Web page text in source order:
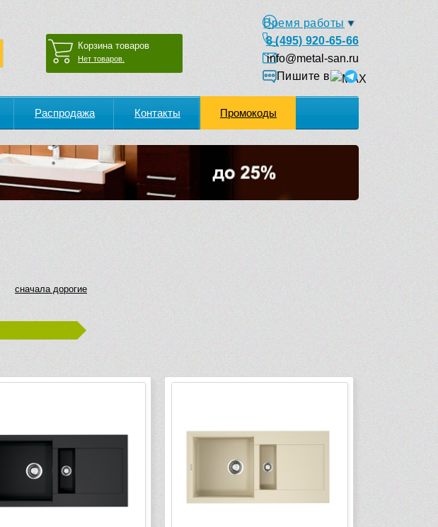
Корзина товаров
Нет товаров.
Время работы
8 (495) 920-65-66
info@metal-san.ru
Пишите в
Распродажа Контакты Промокоды
сначала дорогие